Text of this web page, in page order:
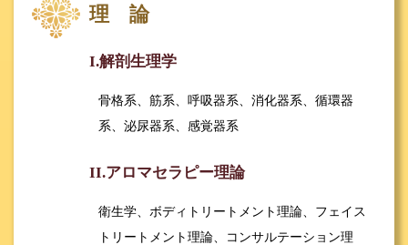
理 論
I.解剖生理学
骨格系、筋系、呼吸器系、消化器系、循環器
系、泌尿器系、感覚器系
II.アロマセラピー理論
衛生学、ボディトリートメント理論、フェイス
トリートメント理論、コンサルテーション理